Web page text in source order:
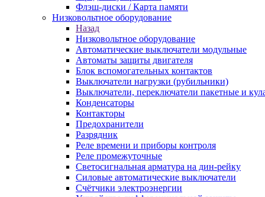
Флэш-диски / Карта памяти
Низковольтное оборудование
Назад
Низковольтное оборудование
Автоматические выключатели модульные
Автоматы защиты двигателя
Блок вспомогательных контактов
Выключатели нагрузки (рубильники)
Выключатели, переключатели пакетные и
Конденсаторы
Контакторы
Предохранители
Разрядник
Реле времени и приборы контроля
Реле промежуточные
Светосигнальная арматура на дин-рейку
Силовые автоматические выключатели
Счётчики электроэнергии